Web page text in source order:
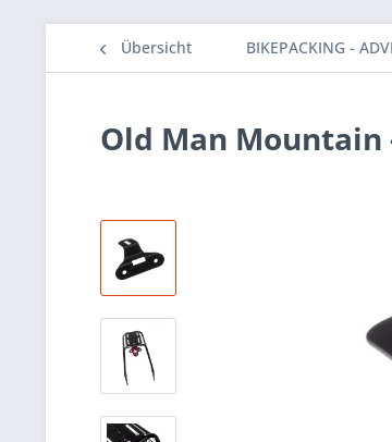
Übersicht BIKEPACKING -
Old Man